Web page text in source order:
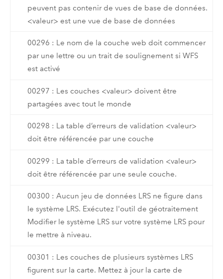
peuvent pas contenir de vues de base de données.
<valeur> est une vue de base de données
00296 : Le nom de la couche web doit commencer
par une lettre ou un trait de soulignement si WFS
est activé
00297 : Les couches <valeur> doivent être
partagées avec tout le monde
00298 : La table d’erreurs de validation <valeur>
doit être référencée par une couche
00299 : La table d’erreurs de validation <valeur>
doit être référencée par une seule couche.
00300 : Aucun jeu de données LRS ne figure dans
le système LRS. Exécutez l'outil de géotraitement
Modifier le système LRS sur votre système LRS pour
le mettre à niveau.
00301 : Les couches de plusieurs systèmes LRS
figurent sur la carte. Mettez à jour la carte de